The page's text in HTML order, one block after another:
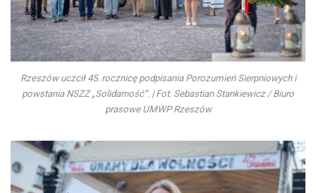
Rzeszów uczcił 45. rocznicę podpisania Porozumień Sierpniowych i
powstania NSZZ „Solidarność”. | Fot. Sebastian Stankiewicz / Biuro
prasowe UMWP Rzeszów